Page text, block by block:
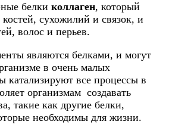
белки коллаген, который
костей, сухожилий и связок, и
волос и перьев.
являются белками, и могут
в очень малых
катализируют все процессы в
организмам создавать
такие как другие белки,
необходимы для жизни.